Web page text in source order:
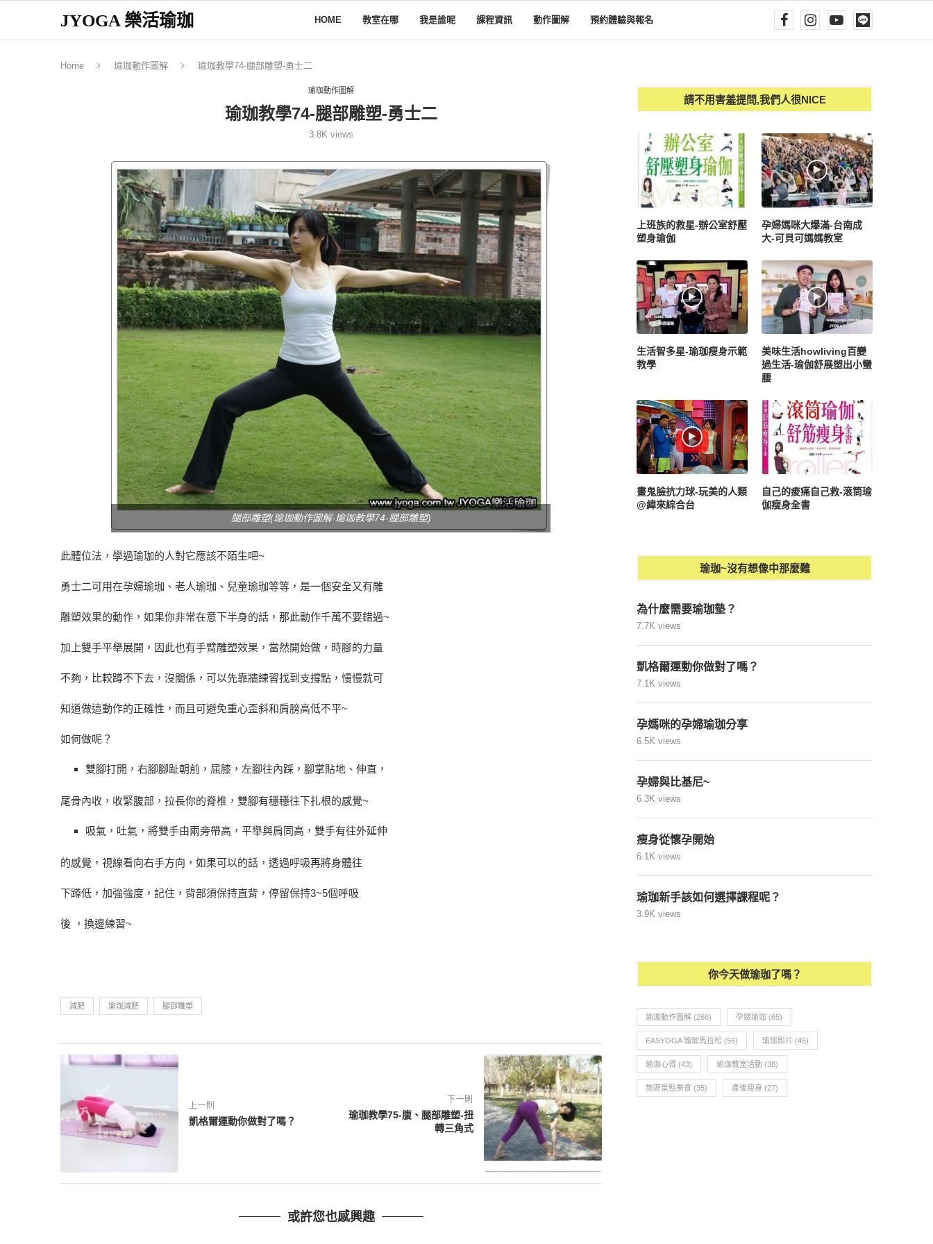
JYOGA 樂活瑜珈 HOME 教室在哪 我是誰呢 課程資訊 動作圖解 預約體驗與報名
Home 瑜珈動作圖解 瑜珈教學74-腿部雕塑-勇士二
瑜珈動作圖解
瑜珈教學74-腿部雕塑-勇士二
3.8K views
腿部雕塑(瑜珈動作圖解-瑜珈教學74-腿部雕塑)
此體位法，學過瑜珈的人對它應該不陌生吧~
勇士二可用在孕婦瑜珈、老人瑜珈、兒童瑜珈等等，是一個安全又有雕
雕塑效果的動作，如果你非常在意下半身的話，那此動作千萬不要錯過~
加上雙手平舉展開，因此也有手臂雕塑效果，當然開始做，時腳的力量
不夠，比較蹲不下去，沒關係，可以先靠牆練習找到支撐點，慢慢就可
知道做這動作的正確性，而且可避免重心歪斜和肩膀高低不平~
如何做呢？
雙腳打開，右腳腳趾朝前，屈膝，左腳往內踩，腳掌貼地、伸直，
尾骨內收，收緊腹部，拉長你的脊椎，雙腳有穩穩往下扎根的感覺~
吸氣，吐氣，將雙手由兩旁帶高，平舉與肩同高，雙手有往外延伸
的感覺，視線看向右手方向，如果可以的話，透過呼吸再將身體往
下蹲低，加強強度，記住，背部須保持直背，停留保持3~5個呼吸
後 ，換邊練習~
減肥 瑜珈減肥 腿部雕塑
上一則
凱格爾運動你做對了嗎？
下一則
瑜珈教學75-腹、腿部雕塑-扭
轉三角式
或許您也感興趣
請不用害羞提問,我們人很NICE
上班族的救星-辦公室舒壓
塑身瑜伽
孕婦媽咪大爆滿-台南成
大-可貝可媽媽教室
生活智多星-瑜珈瘦身示範
教學
美味生活howliving百變
過生活-瑜伽舒展塑出小蠻
腰
畫鬼臉抗力球-玩美的人類
@緯來綜合台
自己的痠痛自己救-滾筒瑜
伽瘦身全書
瑜珈~沒有想像中那麼難
為什麼需要瑜珈墊？
7.7K views
凱格爾運動你做對了嗎？
7.1K views
孕媽咪的孕婦瑜珈分享
6.5K views
孕婦與比基尼~
6.3K views
瘦身從懷孕開始
6.1K views
瑜珈新手該如何選擇課程呢？
3.9K views
你今天做瑜珈了嗎？
瑜珈動作圖解 (266) 孕婦瑜珈 (65)
EASYOGA 瑜珈馬拉松 (56) 瑜珈影片 (45)
瑜珈心得 (43) 瑜珈教室活動 (38)
旅遊景點美食 (35) 產後瘦身 (27)